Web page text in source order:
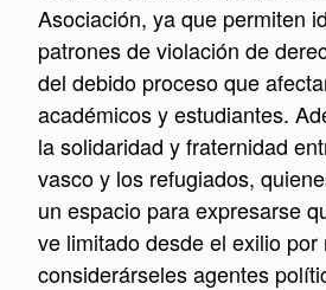
Asociación, ya que permiten
patrones de violación de
del debido proceso que
académicos y estudiantes.
la solidaridad y fraternidad
vasco y los refugiados,
un espacio para expresarse
ve limitado desde el exilio por
considerárseles agentes